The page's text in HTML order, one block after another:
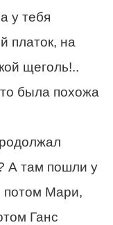
у тебя
платок, на
щеголь!..
была похожа
А там пошли у
потом Мари,
Ганс